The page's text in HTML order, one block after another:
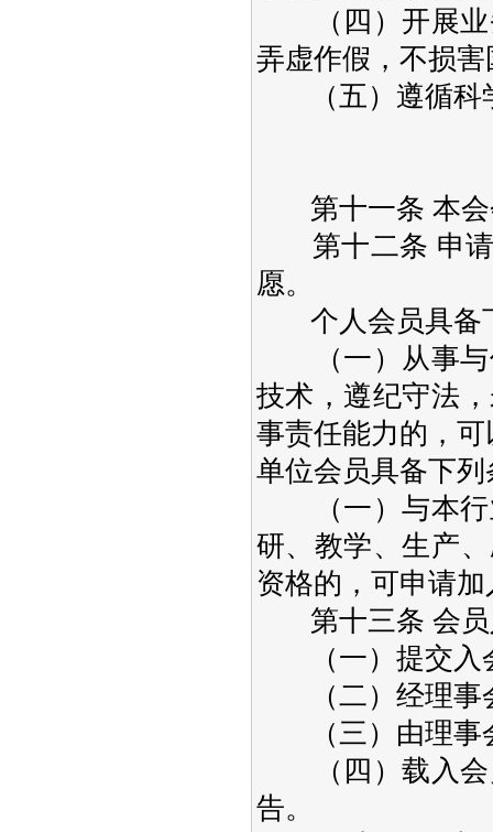
（四）开展业
弄虚作假，不损
（五）遵循科学
第十一条 本会
第十二条 申请
愿。
个人会员具备
（一）从事与
技术，遵纪守法
事责任能力的，
单位会员具备下列
（一）与本行
研、教学、生产
资格的，可申请
第十三条 会员
（一）提交入
（二）经理事
（三）由理事
（四）载入会
告。